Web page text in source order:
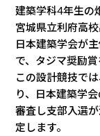
建築学科4年生の
宮城県立利府高校
日本建築学会が
で、タジマ奨励
この設計競技で
り、日本建築学
審査し支部入選
定します。